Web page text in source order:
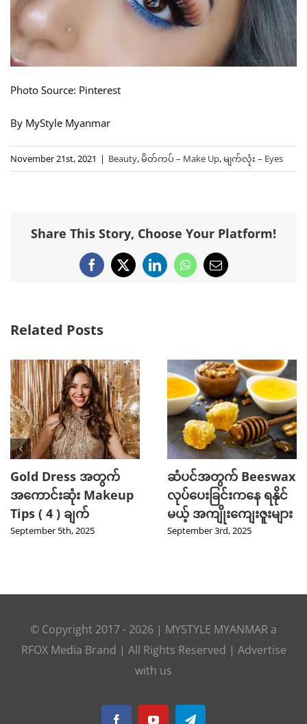
Photo Source: Pinterest
By MyStyle Myanmar
November 21st, 2021 | Beauty,မိတ်ကပ် – Make Up,မျက်လုံး – Eyes
Share This Story, Choose Your Platform!
Facebook
X LinkedInWhatsApp
Email
Related Posts
2025 TikTok မှာ Trend
ဖြစ်ခဲ့တဲ့ Hot Beauty
Product ( 5 ) မျိုး
August 27th, 2025
သင့်ဆံကေသာကို
ကျန်းမာသန်စွမ်းစေမယ့်
Curry Leaves ရဲ့
အံ့ဖွယ်နည်းလမ်း ၄ ခု
© Copyright 2017 - 2026|MYSTYLE MYANMARa
Brand | All Rights Reserved |